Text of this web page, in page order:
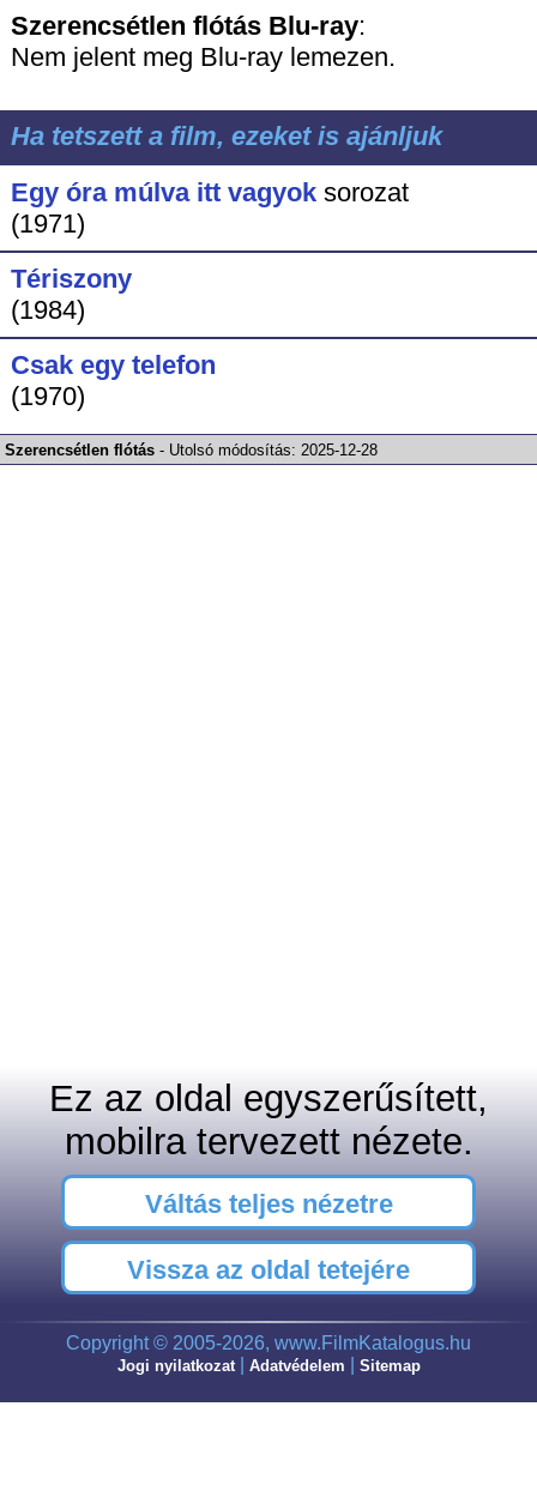
Szerencsétlen flótás Blu-ray:
Nem jelent meg Blu-ray lemezen.
Ha tetszett a film, ezeket is ajánljuk
Egy óra múlva itt vagyoksorozat
(1971)
Tériszony
(1984)
Csak egy telefon
(1970)
Szerencsétlen flótás - Utolsó módosítás: 2025-12-28
Ez az oldal egyszerűsített,
mobilra tervezett nézete.
Váltás teljes nézetre
Vissza az oldal tetejére
Copyright © 2005-2026, www.FilmKatalogus.hu
Jogi nyilatkozat| Adatvédelem Sitemap